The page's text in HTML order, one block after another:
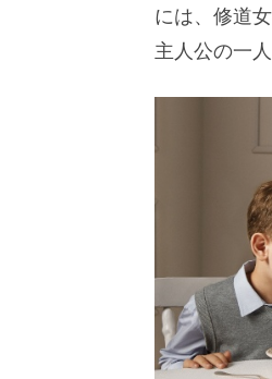
には、修道
主人公の一